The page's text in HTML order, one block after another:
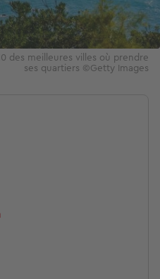
des meilleures villes où prendre
ses quartiers ©Getty Images